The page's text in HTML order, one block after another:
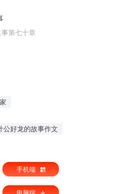
第七十章
公好龙的故事作文
手机端